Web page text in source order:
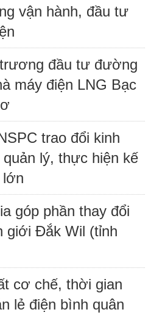
vận hành, đầu tư
đầu tư đường
máy điện LNG Bạc
trao đổi kinh
lý, thực hiện kế
lớn
góp phần thay đổi
giới Đắk Wil (tỉnh
cơ chế, thời gian
lẻ điện bình quân